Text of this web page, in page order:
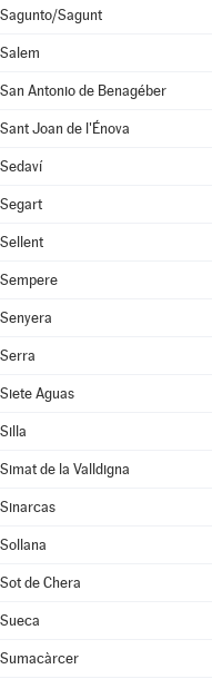
Sagunto/Sagunt
Salem
San Antonio de Benagéber
Sant Joan de l'Énova
Sedaví
Segart
Sellent
Sempere
Senyera
Serra
Siete Aguas
Silla
Simat de la Valldigna
Sinarcas
Sollana
Sot de Chera
Sueca
Sumacàrcer